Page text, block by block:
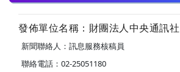
發佈單位名稱：財團法人中央通訊社
新聞聯絡人：訊息服務核稿員
聯絡電話：02-25051180